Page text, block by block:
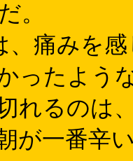
。
、痛みを
ったよう
れるのは
が一番辛